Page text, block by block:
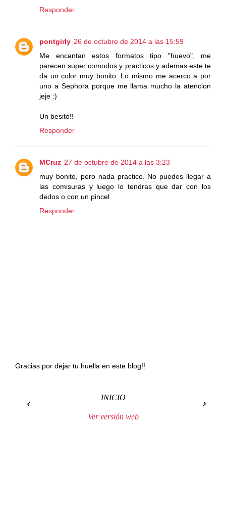
Responder
pontgirly 26 de octubre de 2014 a las 15:59
Me encantan estos formatos tipo "huevo", me
parecen super comodos y practicos y ademas este te
da un color muy bonito. Lo mismo me acerco a por
uno a Sephora porque me llama mucho la atencion
jeje :)
Un besito!!
Responder
MCruz 27 de octubre de 2014 a las 3:23
muy bonito, pero nada practico. No puedes llegar a
las comisuras y luego lo tendras que dar con los
dedos o con un pincel
Responder
Gracias por dejar tu huella en este blog!!
‹ ›
INICIO
Ver versión web